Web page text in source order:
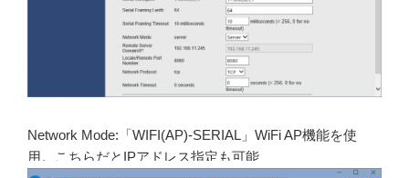
Network Mode:「WIFI(AP)-SERIAL」WiFi AP機能を使
用。こちらだとIPアドレス指定も可能